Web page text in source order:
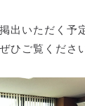
出いただく予
ひご覧くださ